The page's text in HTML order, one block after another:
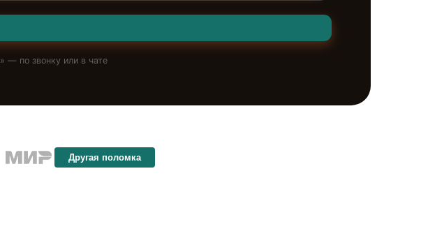
» — по звонку или в чате
Другая поломка